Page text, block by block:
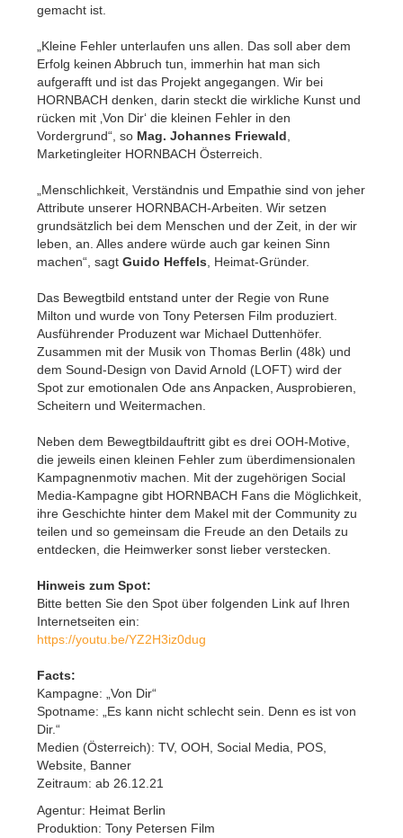
gemacht ist.
„Kleine Fehler unterlaufen uns allen. Das soll aber dem
Erfolg keinen Abbruch tun, immerhin hat man sich
aufgerafft und ist das Projekt angegangen. Wir bei
HORNBACH denken, darin steckt die wirkliche Kunst und
rücken mit ‚Von Dir‘ die kleinen Fehler in den
Vordergrund“, so Mag. Johannes Friewald
Marketingleiter HORNBACH Österreich.
„Menschlichkeit, Verständnis und Empathie sind von jeher
Attribute unserer HORNBACH-Arbeiten. Wir setzen
grundsätzlich bei dem Menschen und der Zeit, in der wir
leben, an. Alles andere würde auch gar keinen Sinn
machen“, sagt Guido Heffels , Heimat-Gründer.
Das Bewegtbild entstand unter der Regie von Rune
Milton und wurde von Tony Petersen Film produziert.
Ausführender Produzent war Michael Duttenhöfer.
Zusammen mit der Musik von Thomas Berlin (48k) und
dem Sound-Design von David Arnold (LOFT) wird der
Spot zur emotionalen Ode ans Anpacken, Ausprobieren,
Scheitern und Weitermachen.
Neben dem Bewegtbildauftritt gibt es drei OOH-Motive,
die jeweils einen kleinen Fehler zum überdimensionalen
Kampagnenmotiv machen. Mit der zugehörigen Social
Media-Kampagne gibt HORNBACH Fans die Möglichkeit,
ihre Geschichte hinter dem Makel mit der Community zu
teilen und so gemeinsam die Freude an den Details zu
entdecken, die Heimwerker sonst lieber verstecken.
Hinweis zum Spot:
Bitte betten Sie den Spot über folgenden Link auf Ihren
Internetseiten ein:
https://youtu.be/YZ2H3iz0dug
Facts:
Kampagne: „Von Dir“
Spotname: „Es kann nicht schlecht sein. Denn es ist von
Dir.“
Medien (Österreich): TV, OOH, Social Media, POS,
Website, Banner
Zeitraum: ab 26.12.21
Agentur: Heimat Berlin
Produktion: Tony Petersen Film